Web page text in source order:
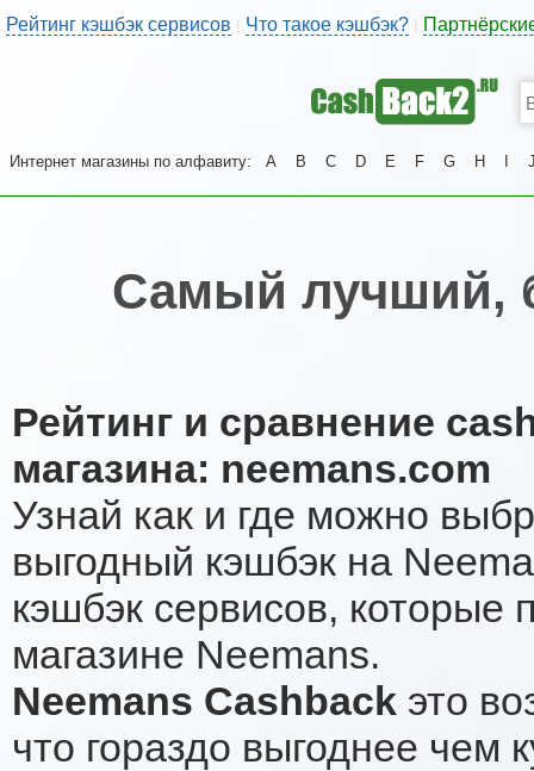
Рейтинг кэшбэк сервисов | Что такое кэшбэк?
Интернет магазины по алфавиту: A B C D E F G H
Самый лучший,
Рейтинг и сравнение
магазина: neemans.com
Узнай как и где можно
выгодный кэшбэк на
кэшбэк сервисов, которые
магазине Neemans.
Neemans Cashback это
что гораздо выгоднее чем